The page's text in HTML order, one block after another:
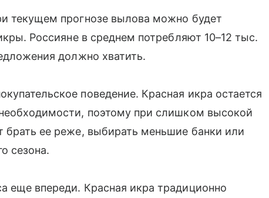
текущем прогнозе вылова можно будет
Россияне в среднем потребляют 10–12 тыс.
должно хватить.
поведение. Красная икра остается
поэтому при слишком высокой
брать ее реже, выбирать меньшие банки или
сезона.
еще впереди. Красная икра традиционно